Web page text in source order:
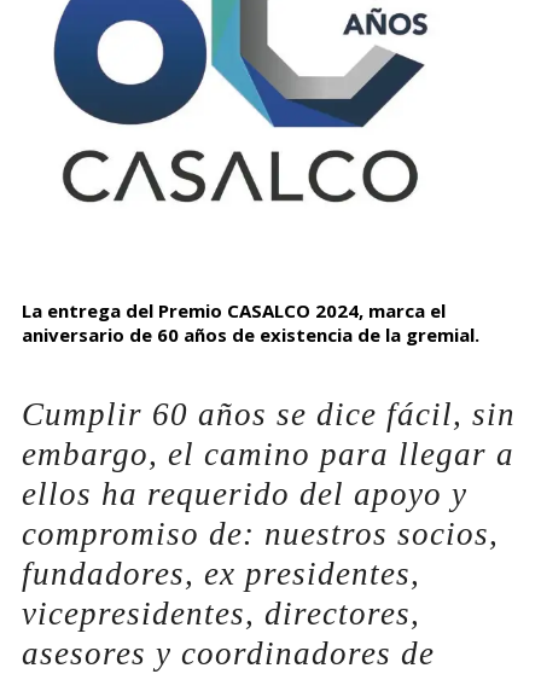
La entrega del Premio CASALCO 2024, marca el
aniversario de 60 años de existencia de la gremial.
Cumplir 60 años se dice fácil, sin
embargo, el camino para llegar a
ellos ha requerido del apoyo y
compromiso de: nuestros socios,
fundadores, ex presidentes,
vicepresidentes, directores,
asesores y coordinadores de